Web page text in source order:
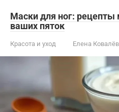
Маски для ног: рецепты
ваших пяток
Красота и уход Елена